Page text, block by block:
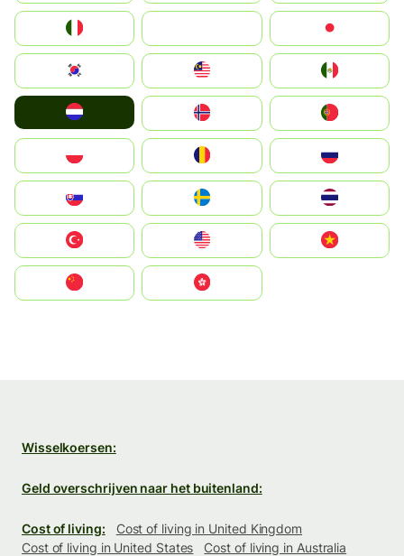
South Korea
United States
中國香港特別行政區
Wisselkoersen:
Geld overschrijven naar het buitenland:
Cost of living:
Cost of living in United Kingdom
Cost of living in United States
Cost of living in Australia